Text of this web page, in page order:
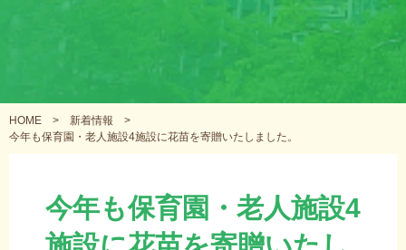
HOME > 新着情報
>
今年も保育園・老人施設4施設に花苗を寄贈いたしました。
今年も保育園・老人施設4